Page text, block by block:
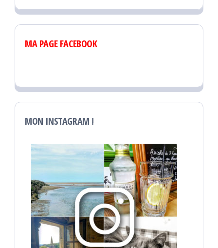
MA PAGE FACEBOOK
MON INSTAGRAM !